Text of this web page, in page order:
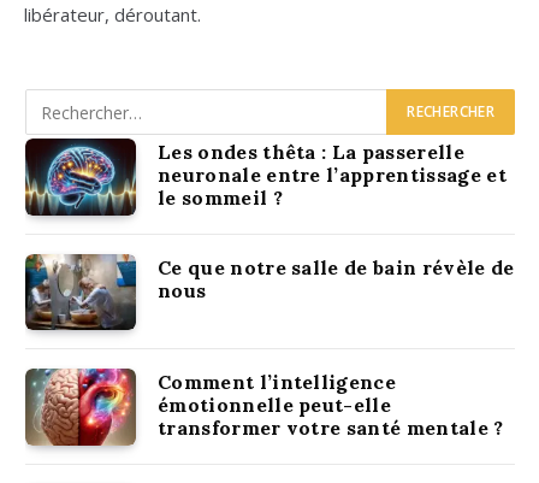
libé­ra­teur, dérou­tant.
Les ondes thêta : La passerelle
neuronale entre l’apprentissage et
le sommeil ?
Ce que notre salle de bain révèle de
nous
Comment l’intelligence
émotionnelle peut-elle
transformer votre santé mentale ?